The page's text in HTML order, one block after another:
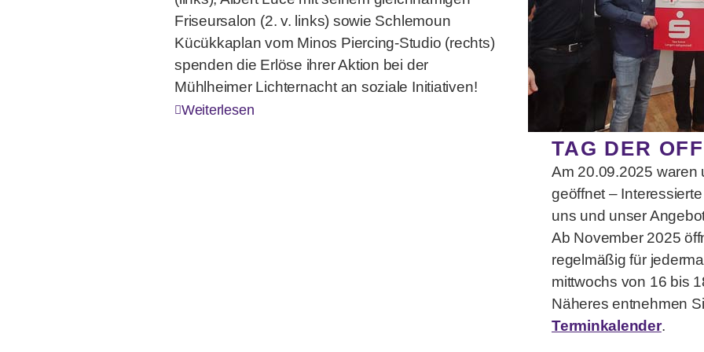
Friseursalon (2. v. links) sowie Schlemoun
Kücükkaplan vom Minos Piercing-Studio (rechts)
spenden die Erlöse ihrer Aktion bei der
Mühlheimer Lichternacht an soziale Initiativen!
Weiterlesen
TAG DER
Am 20.09.2025 waren
geöffnet –
uns und unser
Ab November 2025
regelmäßig für
mittwochs von 16 bis
Näheres entnehmen
Terminkalender.